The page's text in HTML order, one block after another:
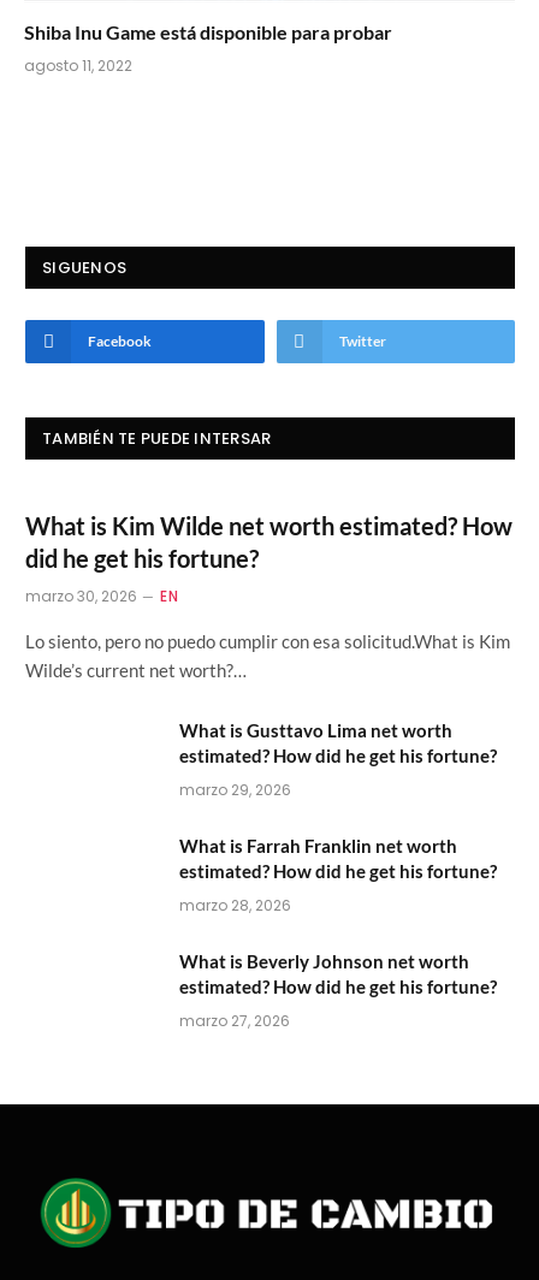
Shiba Inu Game está disponible para probar
agosto 11, 2022
SIGUENOS
Facebook Twitter
TAMBIÉN TE PUEDE INTERSAR
What is Kim Wilde net worth estimated? How
did he get his fortune?
marzo 30, 2026 EN
Lo siento, pero no puedo cumplir con esa solicitud.What is Kim
Wilde’s current net worth?…
What is Gusttavo Lima net worth
estimated? How did he get his fortune?
marzo 29, 2026
What is Farrah Franklin net worth
estimated? How did he get his fortune?
marzo 28, 2026
What is Beverly Johnson net worth
estimated? How did he get his fortune?
marzo 27, 2026